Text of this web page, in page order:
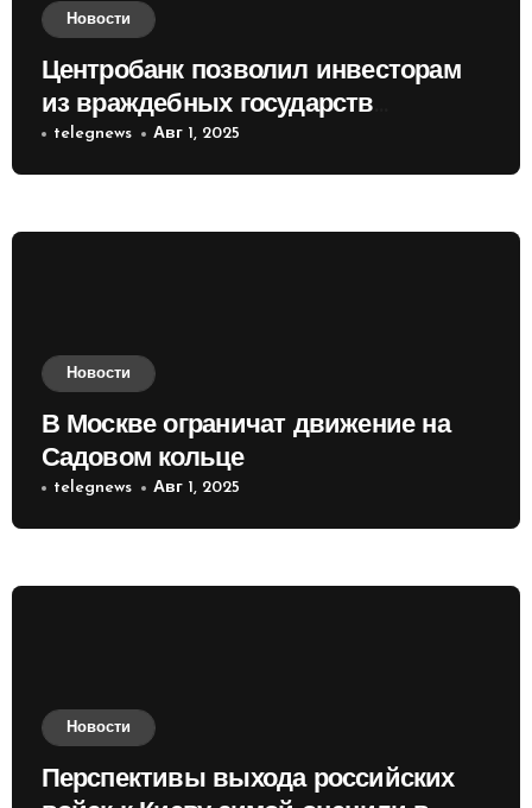
Новости
Центробанк позволил инвесторам
из враждебных государств
приобретать валюту
telegnews Авг 1, 2025
Новости
В Москве ограничат движение на
Садовом кольце
telegnews Авг 1, 2025
Новости
Перспективы выхода российских